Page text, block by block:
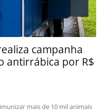
campanha
antirrábica por R$